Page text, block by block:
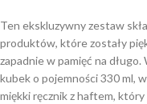
Ten ekskluzywny zestaw
produktów, które zostały
zapadnie w pamięć na
kubek o pojemności 330 ml,
miękki ręcznik z haftem,